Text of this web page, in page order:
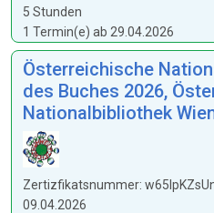
5 Stunden
1 Termin(e) ab 29.04.2026
Österreichische
des Buches 2026,
Nationalbibliothek
Zertizfikatsnummer:
09.04.2026